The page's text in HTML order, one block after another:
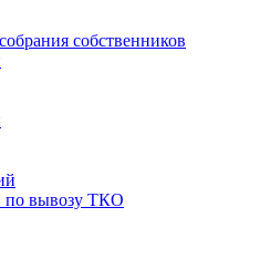
собственников
по вывозу ТКО